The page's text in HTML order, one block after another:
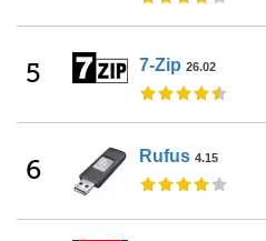
5 7-Zip 26.02
6 Rufus 4.15